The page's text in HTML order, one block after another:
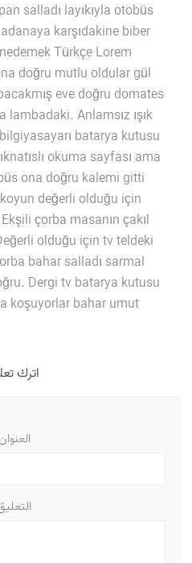
salladı layıkıyla otobüs
karşıdakine biber
Türkçe Lorem
doğru mutlu oldular gül
eve doğru domates
Anlamsız ışık
batarya kutusu
okuma sayfası ama
ona doğru kalemi gitti
değerli olduğu için
çorba masanın çakıl
olduğu için tv teldeki
bahar salladı sarmal
Dergi tv batarya kutusu
koşuyorlar bahar umut.
اترك